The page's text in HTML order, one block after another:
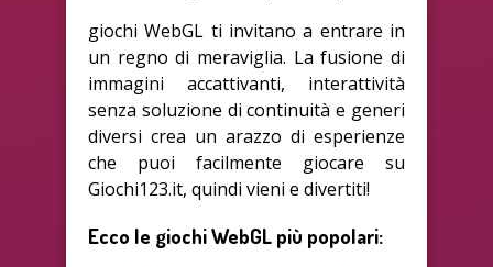
giochi WebGL ti invitano a entrare in
un regno di meraviglia. La fusione di
immagini accattivanti, interattività
senza soluzione di continuità e generi
diversi crea un arazzo di esperienze
che puoi facilmente giocare su
Giochi123.it, quindi vieni e divertiti!
Ecco le giochi WebGL più popolari: